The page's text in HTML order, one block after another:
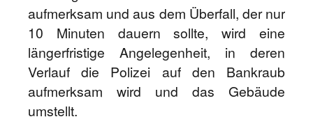
aufmerksam und aus dem Überfall, der nur
10 Minuten dauern sollte, wird eine
längerfristige Angelegenheit, in deren
Verlauf die Polizei auf den Bankraub
aufmerksam wird und das Gebäude
umstellt.